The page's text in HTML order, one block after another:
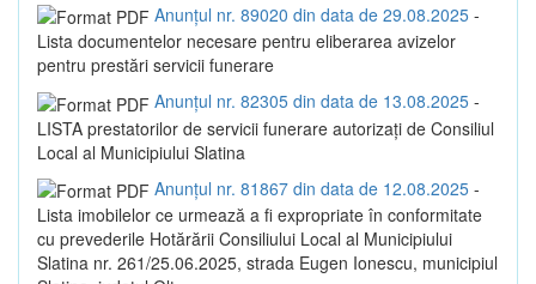
Anunțul nr. 89020 din data de 29.08.2025 -
Lista documentelor necesare pentru eliberarea avizelor
pentru prestări servicii funerare
Anunțul nr. 82305 din data de 13.08.2025 -
LISTA prestatorilor de servicii funerare autorizaţi de Consiliul
Local al Municipiului Slatina
Anunțul nr. 81867 din data de 12.08.2025 -
Lista imobilelor ce urmează a fi expropriate în conformitate
cu prevederile Hotărării Consiliului Local al Municipiului
Slatina nr. 261/25.06.2025, strada Eugen Ionescu, municipiul